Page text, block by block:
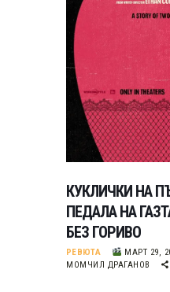
КУКЛИЧКИ НА
ПЕДАЛА НА
БЕЗ ГОРИВО
РЕВЮТА МАРТ 29,
МОМЧИЛ ДРАГАНОВ